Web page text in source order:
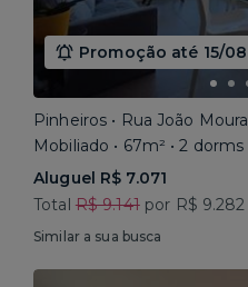
Promoção até 15/08
Pinheiros • Rua João Moura
Mobiliado • 67m² • 2 dorms
Aluguel R$ 7.071
Total R$ 9.141por R$ 9.282
Similar a sua busca